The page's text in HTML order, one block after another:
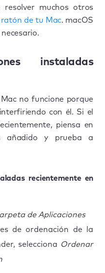
resolver muchos otros
ratón de tu Mac. macOS
instaladas
no funcione porque
con él. Si el
piensa en
añadido y prueba a
recientemente en
de Aplicaciones
de ordenación de la
selecciona Ordenar